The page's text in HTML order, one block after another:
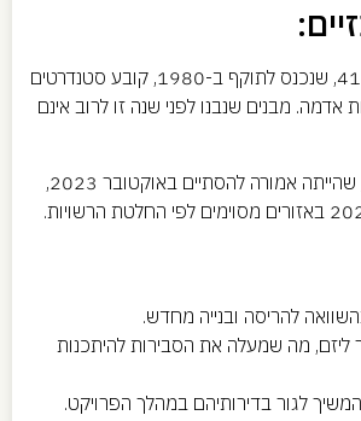
-חוקי התמ"א: תקן 413, שנכנס לתוקף ב-1980, קובע סטנדרטים
אדמה. מבנים שנבנו לפני שנה זו לרוב אינם
-מועד סיום: התמ"א, שהייתה אמורה להסתיים באוקטובר 2023,
ליזם, מה שמעלה את הסבירות להיתכנות